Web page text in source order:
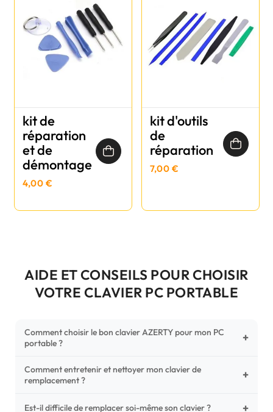
kit de
réparation
et de
démontage
4,00 €
kit d'outils
de
réparation
7,00 €
AIDE ET CONSEILS POUR CHOISIR
VOTRE CLAVIER PC PORTABLE
Comment choisir le bon clavier AZERTY pour mon PC
portable ?
+
Pour ne pas vous tromper, vérifiez trois points critiques sur
votre clavier d'origine : la disposition (AZERTY Français), la
Comment entretenir et nettoyer mon clavier de
remplacement ?
+
Un entretien régulier prolonge la vie de vos touches.
Est-il difficile de remplacer soi-même son clavier ? +